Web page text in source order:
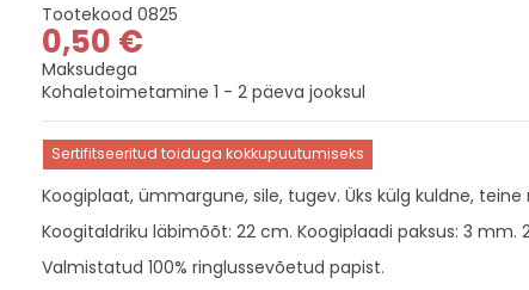
Tootekood 0825
0,50 €
Maksudega
Kohaletoimetamine 1 - 2 päeva jooksul
Sertifitseeritud toiduga kokkupuutumiseks
Koogiplaat, ümmargune, sile, tugev. Üks külg kuldne, teine
Koogitaldriku läbimõõt: 22 cm. Koogiplaadi paksus: 3 mm.
Valmistatud 100% ringlussevõetud papist.